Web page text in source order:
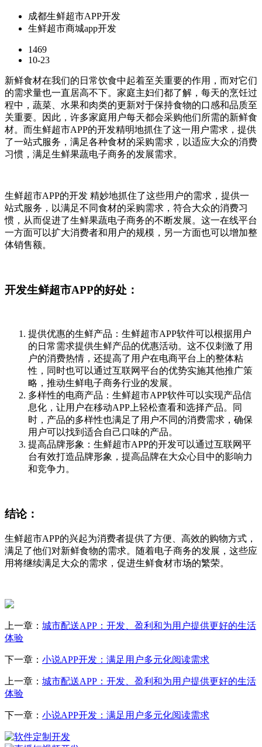
成都生鲜超市APP开发
生鲜超市商城app开发
1469
10-23
新鲜食材在我们的日常饮食中起着至关重要的作用，而对它们
的需求量也一直居高不下。家庭主妇们都了解，每天的烹饪过
程中，蔬菜、水果和肉类的更新对于保持食物的口感和品质至
关重要。因此，许多家庭用户每天都会采购他们所需的新鲜食
材。而生鲜超市APP的开发精明地抓住了这一用户需求，提供
了一站式服务，满足各种食材的采购需求，以适应大众的消费
习惯，满足生鲜果蔬电子商务的发展需求。
生鲜超市APP的开发 精妙地抓住了这些用户的需求，提供一
站式服务，以满足不同食材的采购需求，符合大众的消费习
惯，从而促进了生鲜果蔬电子商务的不断发展。这一在线平台
一方面可以扩大消费者和用户的规模，另一方面也可以增加整
体销售额。
开发生鲜超市APP的好处 ：
提供优惠的生鲜产品 ：生鲜超市APP软件可以根据用户
的日常需求提供生鲜产品的优惠活动。这不仅刺激了用
户的消费热情，还提高了用户在电商平台上的整体粘
性，同时也可以通过互联网平台的优势实施其他推广策
略，推动生鲜电子商务行业的发展。
多样性的电商产品 ：生鲜超市APP软件可以实现产品信
息化，让用户在移动APP上轻松查看和选择产品。同
时，产品的多样性也满足了用户不同的消费需求，确保
用户可以找到适合自己口味的产品。
提高品牌形象 ：生鲜超市APP的开发可以通过互联网平
台有效打造品牌形象，提高品牌在大众心目中的影响力
和竞争力。
结论：
生鲜超市APP的兴起为消费者提供了方便、高效的购物方式，
满足了他们对新鲜食物的需求。随着电子商务的发展，这些应
用将继续满足大众的需求，促进生鲜食材市场的繁荣。
上一章： 城市配送APP：开发、盈利和为用户提供更好的生活
体验
下一章： 小说APP开发：满足用户多元化阅读需求
上一章： 城市配送APP：开发、盈利和为用户提供更好的生活
体验
下一章： 小说APP开发：满足用户多元化阅读需求